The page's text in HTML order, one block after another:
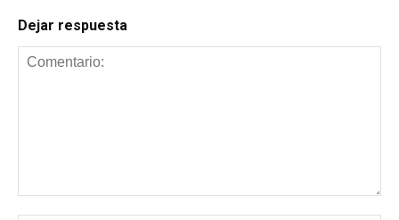
Dejar respuesta